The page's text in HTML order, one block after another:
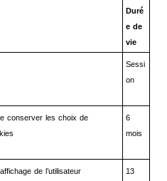
Duré
e de
vie
Sessi
on
conserver les choix de
6
mois
de l’utilisateur
13